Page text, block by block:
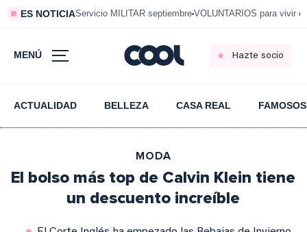
ES NOTICIAServicio MILITAR septiembre VOLUNTARIOS para vivir
MENÚ Hazte socio
ACTUALIDAD BELLEZA CASA REAL FAMOSOS
MODA
El bolso más top de Calvin Klein tiene
un descuento increíble